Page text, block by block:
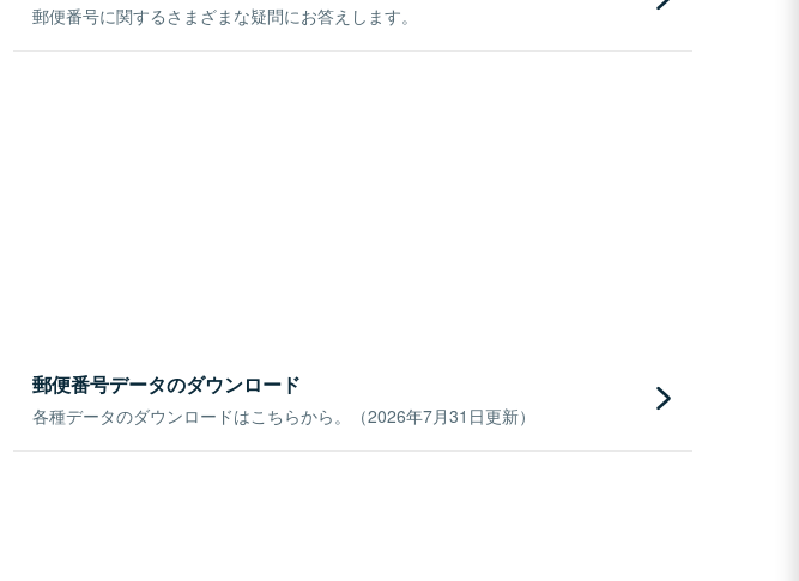
郵便番号に関するさまざまな疑問にお答えします。
郵便番号データのダウンロード
各種データのダウンロードはこちらから。（2026年7月31日更新）